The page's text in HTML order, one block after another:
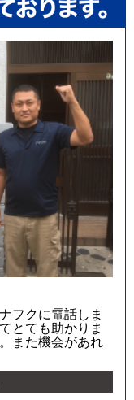
フクに電話しま
とても助かりま
また機会があれ